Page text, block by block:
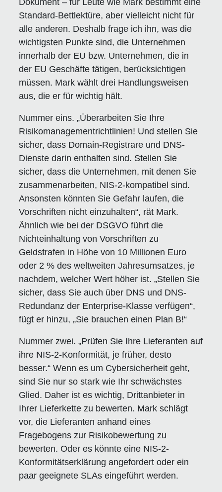
Dokument – für Leute wie Mark bestimmt eine
Standard-Bettlektüre, aber vielleicht nicht für
alle anderen. Deshalb frage ich ihn, was die
wichtigsten Punkte sind, die Unternehmen
innerhalb der EU bzw. Unternehmen, die in
der EU Geschäfte tätigen, berücksichtigen
müssen. Mark wählt drei Handlungsweisen
aus, die er für wichtig hält.
Nummer eins. „Überarbeiten Sie Ihre
Risikomanagementrichtlinien! Und stellen Sie
sicher, dass Domain-Registrare und DNS-
Dienste darin enthalten sind. Stellen Sie
sicher, dass die Unternehmen, mit denen Sie
zusammenarbeiten, NIS-2-kompatibel sind.
Ansonsten könnten Sie Gefahr laufen, die
Vorschriften nicht einzuhalten“, rät Mark.
Ähnlich wie bei der DSGVO führt die
Nichteinhaltung von Vorschriften zu
Geldstrafen in Höhe von 10 Millionen Euro
oder 2 % des weltweiten Jahresumsatzes, je
nachdem, welcher Wert höher ist. „Stellen Sie
sicher, dass Sie auch über DNS und DNS-
Redundanz der Enterprise-Klasse verfügen“,
fügt er hinzu, „Sie brauchen einen Plan B!“
Nummer zwei. „Prüfen Sie Ihre Lieferanten auf
ihre NIS-2-Konformität, je früher, desto
besser.“ Wenn es um Cybersicherheit geht,
sind Sie nur so stark wie Ihr schwächstes
Glied. Daher ist es wichtig, Drittanbieter in
Ihrer Lieferkette zu bewerten. Mark schlägt
vor, die Lieferanten anhand eines
Fragebogens zur Risikobewertung zu
bewerten. Oder es könnte eine NIS-2-
Konformitätserklärung angefordert oder ein
paar geeignete SLAs eingeführt werden.